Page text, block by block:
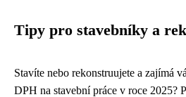
Tipy pro stavebníky a
Stavíte nebo rekonstruujete a zajímá
DPH na stavební práce v roce 2025?